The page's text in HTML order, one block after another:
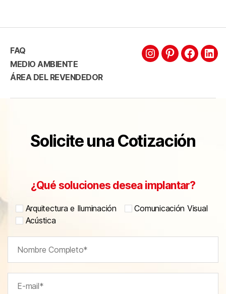
FAQ
MEDIO AMBIENTE
ÁREA DEL REVENDEDOR
Solicite una Cotización
¿Qué soluciones desea implantar?
Arquitectura e Iluminación
Comunicación Visual
Acústica